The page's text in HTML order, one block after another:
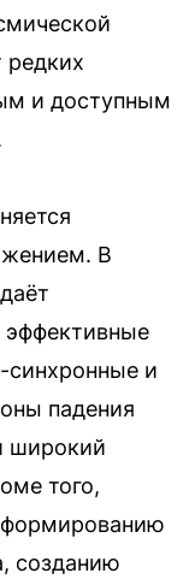
редких
и доступным
В
эффективные
синхронные и
падения
широкий
того,
формированию
созданию